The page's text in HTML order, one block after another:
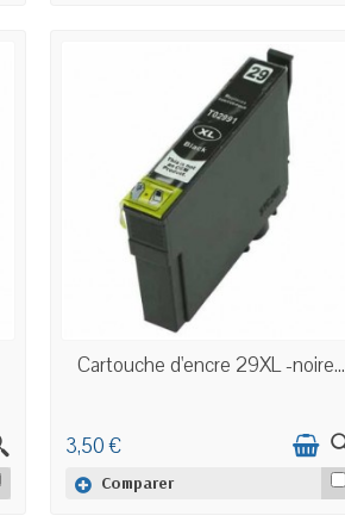
EN STOCK
Cartouche d'encre 29XL -noire...
3,50 €
Comparer